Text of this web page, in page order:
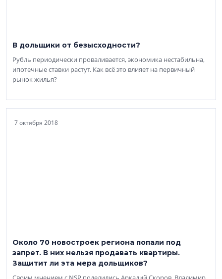
В дольщики от безысходности?
Рубль периодически проваливается, экономика нестабильна,
ипотечные ставки растут. Как всё это влияет на первичный
рынок жилья?
7 октября 2018
Около 70 новостроек региона попали под
запрет. В них нельзя продавать квартиры.
Защитит ли эта мера дольщиков?